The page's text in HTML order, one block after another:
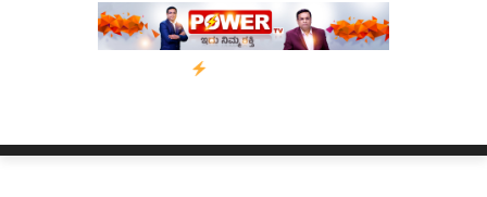
ನ್ಯೂಸ್ ಕಾರ್ಪ್‌ಗೆ ಎಐಯಿಂದ ಸಂಕಷ್ಟ: ಆಸ್ಟ್ರೇಲಿಯಾದಲ್ಲಿ